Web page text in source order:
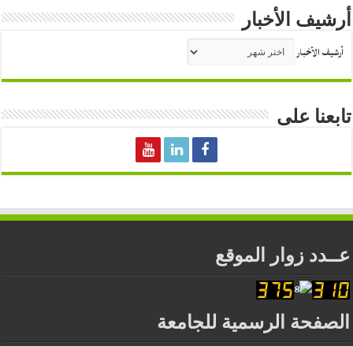
أرشيف الأخبار
أرشيف الأخبار
تابعنا على
عــدد زوار الموقع
الصفحة الرسمية للجامعة